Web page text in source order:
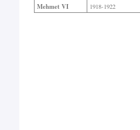
Mehmet VI 1918-1922